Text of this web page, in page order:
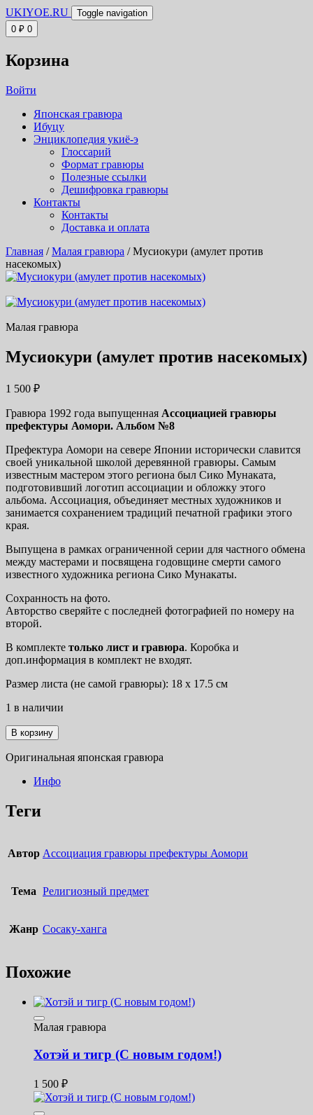
UKIYOE.RU
Toggle navigation
0 ₽ 0
Корзина
Войти
Японская гравюра
Ибуцу
Энциклопедия укиё-э
Глоссарий
Формат гравюры
Полезные ссылки
Дешифровка гравюры
Контакты
Контакты
Доставка и оплата
Главная /Малая гравюра / Мусиокури (амулет против
насекомых)
Малая гравюра
Мусиокури (амулет против насекомых)
1 500 ₽
Гравюра 1992 года выпущенная Ассоциацией гравюры
префектуры Аомори. Альбом №8
Префектура Аомори на севере Японии исторически славится
своей уникальной школой деревянной гравюры. Самым
известным мастером этого региона был Сико Мунаката,
подготовивший логотип ассоциации и обложку этого
альбома. Ассоциация, объединяет местных художников и
занимается сохранением традиций печатной графики этого
края.
Выпущена в рамках ограниченной серии для частного обмена
между мастерами и посвящена годовщине смерти самого
известного художника региона Сико Мунакаты.
Сохранность на фото.
Авторство сверяйте с последней фотографией по номеру на
второй.
В комплекте только лист и гравюра. Коробка и
доп.информация в комплект не входят.
Размер листа (не самой гравюры): 18 х 17.5 см
1 в наличии
Количество
товара
Мусиокури
против
В корзину
Оригинальная японская гравюра
Инфо
Теги
Автор Ассоциация гравюры префектуры Аомори
Тема Религиозный предмет
Жанр Сосаку-ханга
Похожие
Малая гравюра
Хотэй и тигр (С новым годом!)
1 500 ₽